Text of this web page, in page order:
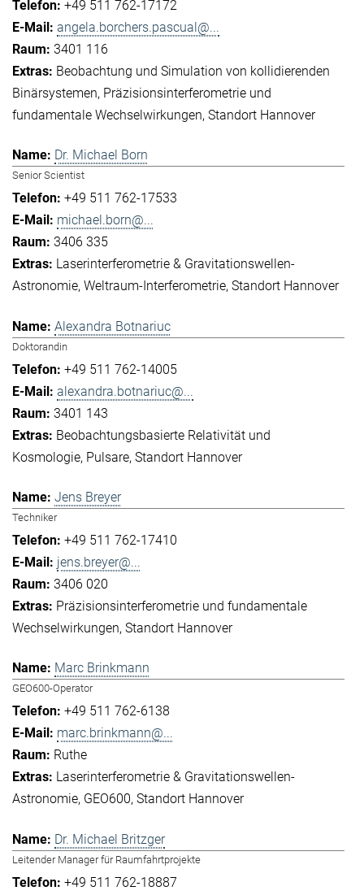
+49 511 762-17172
angela.borchers.pascual@...
3401 116
Beobachtung und Simulation von kollidierenden
Binärsystemen Präzisionsinterferometrie und
fundamentale Wechselwirkungen Standort Hannover
Dr. Michael Born
Senior Scientist
+49 511 762-17533
michael.born@...
3406 335
Laserinterferometrie & Gravitationswellen-
Astronomie Weltraum-Interferometrie Standort Hannover
Alexandra Botnariuc
Doktorandin
+49 511 762-14005
alexandra.botnariuc@...
3401 143
Beobachtungsbasierte Relativität und
Kosmologie Pulsare Standort Hannover
Jens Breyer
Techniker
+49 511 762-17410
jens.breyer@...
3406 020
Präzisionsinterferometrie und fundamentale
Wechselwirkungen Standort Hannover
Marc Brinkmann
GEO600-Operator
+49 511 762-6138
marc.brinkmann@...
Ruthe
Laserinterferometrie & Gravitationswellen-
Astronomie GEO600 Standort Hannover
Dr. Michael Britzger
Leitender Manager für Raumfahrtprojekte
+49 511 762-18887